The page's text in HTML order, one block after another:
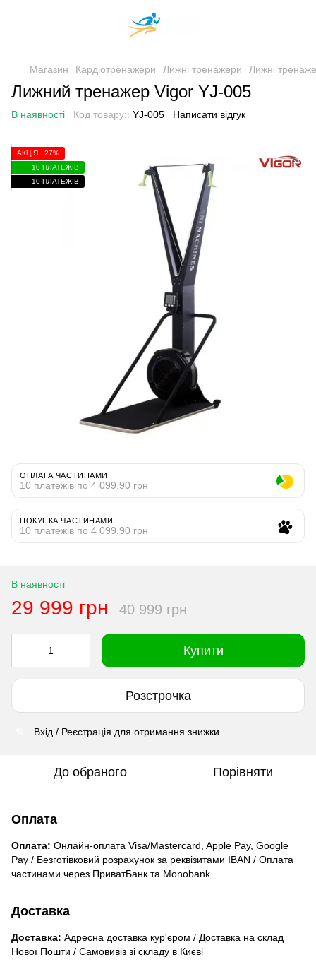
Магазин Кардіотренажери Лижні тренажери Лижні
Лижний тренажер Vigor YJ-005
В наявності Код товару:: YJ-005 Написати відгук
АКЦІЯ −27%
10 ПЛАТЕЖІВ
10 ПЛАТЕЖІВ
ОПЛАТА ЧАСТИНАМИ
10 платежів по 4 099.90 грн
ПОКУПКА ЧАСТИНАМИ
10 платежів по 4 099.90 грн
В наявності
29 999 грн 40 999 грн
Купити
Розстрочка
Вхід / Реєстрація для отримання знижки
До обраного Порівняти
Оплата
Оплата: Онлайн-оплата Visa/Mastercard, Apple Pay, Google
Pay / Безготівковий розрахунок за реквізитами IBAN / Оплата
частинами через ПриватБанк та Monobank
Доставка
Доставка: Адресна доставка кур'єром / Доставка на склад
Нової Пошти / Самовивіз зі складу в Києві